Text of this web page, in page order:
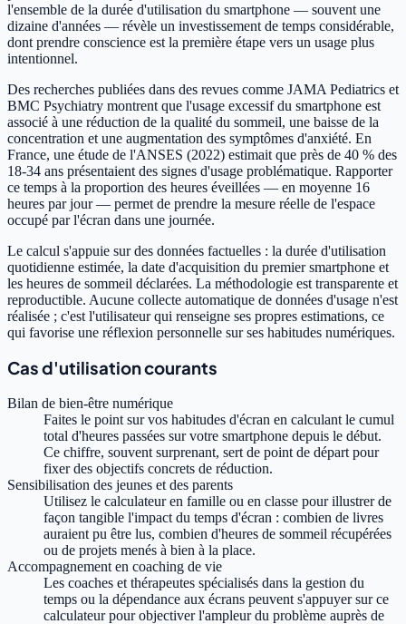
l'ensemble de la durée d'utilisation du smartphone — souvent une
dizaine d'années — révèle un investissement de temps considérable,
dont prendre conscience est la première étape vers un usage plus
intentionnel.
Des recherches publiées dans des revues comme JAMA Pediatrics et
BMC Psychiatry montrent que l'usage excessif du smartphone est
associé à une réduction de la qualité du sommeil, une baisse de la
concentration et une augmentation des symptômes d'anxiété. En
France, une étude de l'ANSES (2022) estimait que près de 40 % des
18-34 ans présentaient des signes d'usage problématique. Rapporter
ce temps à la proportion des heures éveillées — en moyenne 16
heures par jour — permet de prendre la mesure réelle de l'espace
occupé par l'écran dans une journée.
Le calcul s'appuie sur des données factuelles : la durée d'utilisation
quotidienne estimée, la date d'acquisition du premier smartphone et
les heures de sommeil déclarées. La méthodologie est transparente et
reproductible. Aucune collecte automatique de données d'usage n'est
réalisée ; c'est l'utilisateur qui renseigne ses propres estimations, ce
qui favorise une réflexion personnelle sur ses habitudes numériques.
Cas d'utilisation courants
Bilan de bien-être numérique
Faites le point sur vos habitudes d'écran en calculant le cumul
total d'heures passées sur votre smartphone depuis le début.
Ce chiffre, souvent surprenant, sert de point de départ pour
fixer des objectifs concrets de réduction.
Sensibilisation des jeunes et des parents
Utilisez le calculateur en famille ou en classe pour illustrer de
façon tangible l'impact du temps d'écran : combien de livres
auraient pu être lus, combien d'heures de sommeil récupérées
ou de projets menés à bien à la place.
Accompagnement en coaching de vie
Les coaches et thérapeutes spécialisés dans la gestion du
temps ou la dépendance aux écrans peuvent s'appuyer sur ce
calculateur pour objectiver l'ampleur du problème auprès de